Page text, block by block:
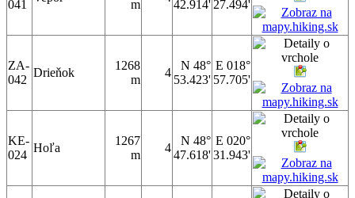
041
m
42.914' 27.494'
ZA-
042
Drieňok
1268
m
4
N 48°
53.423'
E 018°
57.705'
KE-
024
Hoľa
1267
m
4
N 48°
47.618'
E 020°
31.943'